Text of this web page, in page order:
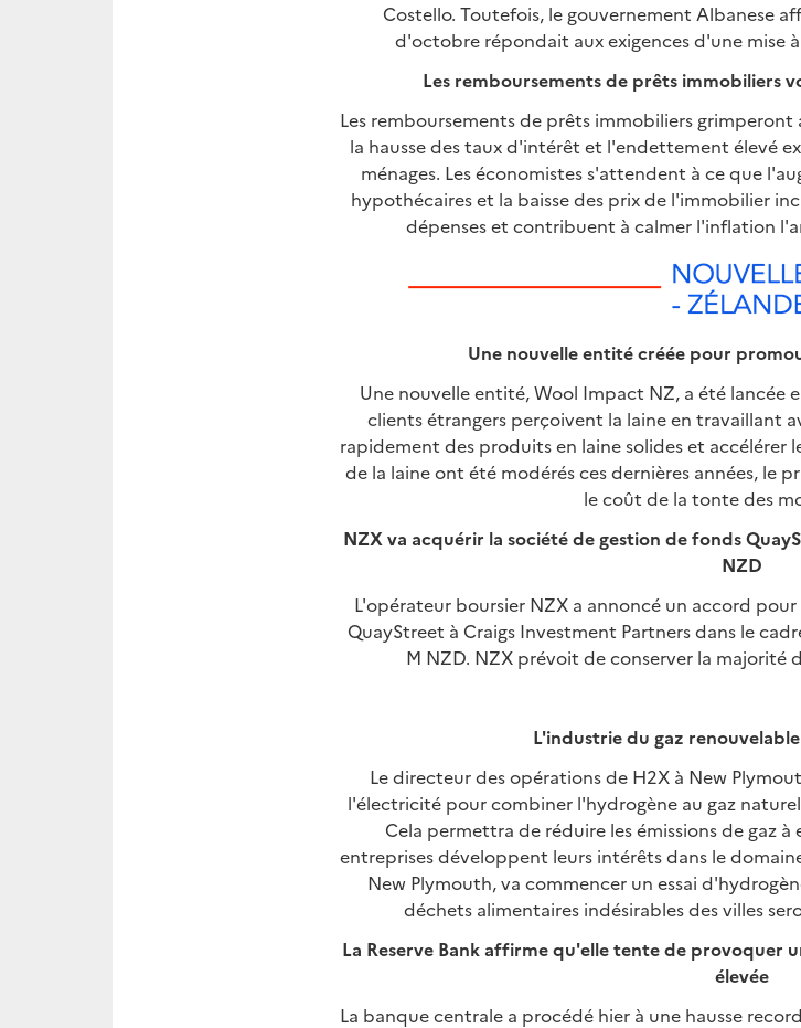
Costello. Toutefois, le gouvernement Albanese
d'octobre répondait aux exigences d'une mise
Les remboursements de prêts immobiliers
Les remboursements de prêts immobiliers
la hausse des taux d'intérêt et l'endettement élevé
ménages. Les économistes s'attendent à ce que
hypothécaires et la baisse des prix de l'immobilier
dépenses et contribuent à calmer l'inflation
Une nouvelle entité créée pour
Une nouvelle entité, Wool Impact NZ, a été lancée
clients étrangers perçoivent la laine en travaillant
rapidement des produits en laine solides et accélérer
de la laine ont été modérés ces dernières années, le
le coût de la tonte des
NZX va acquérir la société de gestion de fonds
NZD
L'opérateur boursier NZX a annoncé un accord
QuayStreet à Craigs Investment Partners dans le
M NZD. NZX prévoit de conserver la majorité
L'industrie du gaz
Le directeur des opérations de H2X à New
l'électricité pour combiner l'hydrogène au gaz
Cela permettra de réduire les émissions de gaz
entreprises développent leurs intérêts dans le
New Plymouth, va commencer un essai
déchets alimentaires indésirables des villes
La Reserve Bank affirme qu'elle tente de provoquer
élevée
La banque centrale a procédé hier à une hausse